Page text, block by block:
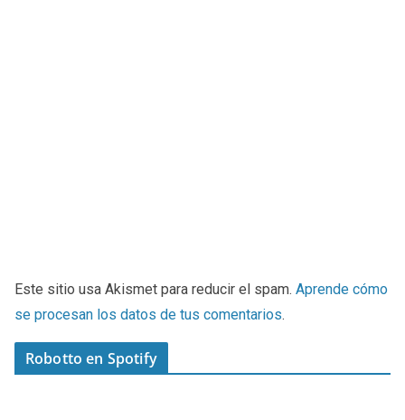
Este sitio usa Akismet para reducir el spam. Aprende cómo
se procesan los datos de tus comentarios.
Robotto en Spotify